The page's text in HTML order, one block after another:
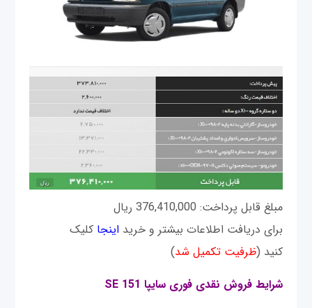
مبلغ قابل پرداخت: 376,410,000 ریال
برای دریافت اطلاعات بیشتر و خریداینجاکلیک
کنید (ظرفیت تکمیل شد)
شرایط فروش نقدی فوری سايپا 151 SE